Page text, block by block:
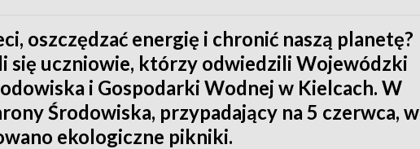
oszczędzać energię i chronić naszą planetę?
się uczniowie, którzy odwiedzili Wojewódzki
i Gospodarki Wodnej w Kielcach. W
Środowiska, przypadający na 5 czerwca, w
ekologiczne pikniki.